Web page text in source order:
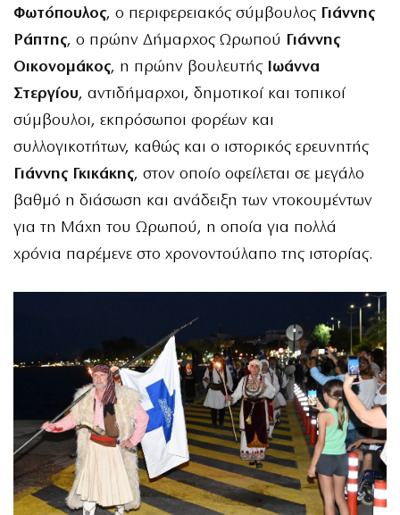
Φωτόπουλος, ο περιφερειακός σύμβουλος Γιάννης
Ράπτης, ο πρώην Δήμαρχος Ωρωπού Γιάννης
Οικονομάκος, η πρώην βουλευτής Ιωάννα
Στεργίου, αντιδήμαρχοι, δημοτικοί και τοπικοί
σύμβουλοι, εκπρόσωποι φορέων και
συλλογικοτήτων, καθώς και ο ιστορικός ερευνητής
Γιάννης Γκικάκης, στον οποίο οφείλεται σε μεγάλο
βαθμό η διάσωση και ανάδειξη των ντοκουμέντων
για τη Μάχη του Ωρωπού, η οποία για πολλά
χρόνια παρέμενε στο χρονοντούλαπο της ιστορίας.